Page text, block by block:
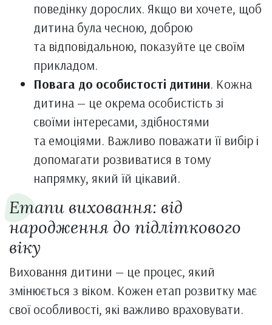
поведінку дорослих. Якщо ви хочете, щоб
дитина була чесною, доброю
та відповідальною, показуйте це своїм
прикладом.
Повага до особистості дитини. Кожна
дитина — це окрема особистість зі
своїми інтересами, здібностями
та емоціями. Важливо поважати її вибір і
допомагати розвиватися в тому
напрямку, який їй цікавий.
Етапи виховання: від
народження до підліткового
віку
Виховання дитини — це процес, який
змінюється з віком. Кожен етап розвитку має
свої особливості, які важливо враховувати.